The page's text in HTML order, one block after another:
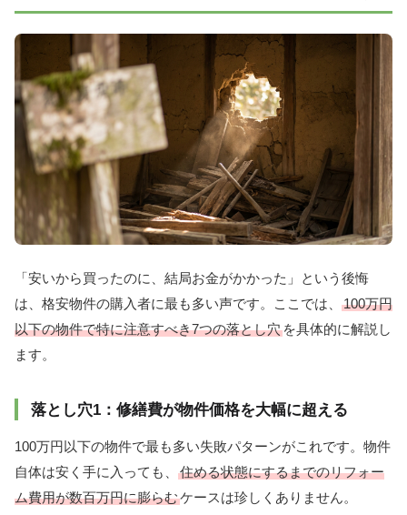
「安いから買ったのに、結局お金がかかった」という後悔
は、格安物件の購入者に最も多い声です。ここでは、
100万円
以下の物件で特に注意すべき7つの落とし穴 を具体的に解説し
ます。
落とし穴1：修繕費が物件価格を大幅に超える
100万円以下の物件で最も多い失敗パターンがこれです。物件
自体は安く手に入っても、
住める状態にするまでのリフォー
ム費用が数百万円に膨らむケースは珍しくありません。